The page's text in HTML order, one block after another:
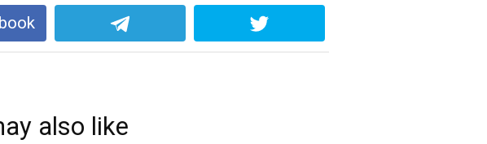
also like